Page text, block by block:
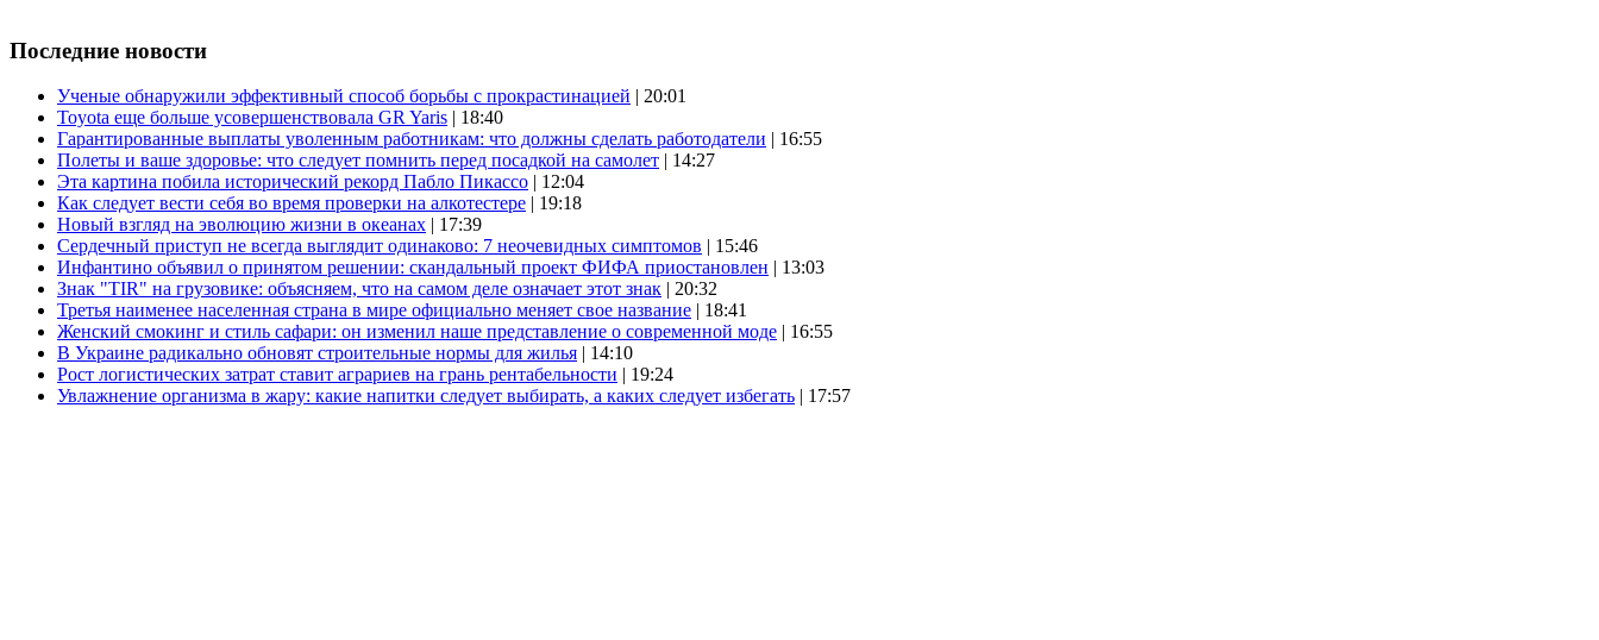
Последние новости
Ученые обнаружили эффективный способ борьбы с прокрастинацией | 20:01
Toyota еще больше усовершенствовала GR Yaris | 18:40
Гарантированные выплаты уволенным работникам: что должны сделать работодатели | 16:55
Полеты и ваше здоровье: что следует помнить перед посадкой на самолет | 14:27
Эта картина побила исторический рекорд Пабло Пикассо | 12:04
Как следует вести себя во время проверки на алкотестере | 19:18
Новый взгляд на эволюцию жизни в океанах | 17:39
Сердечный приступ не всегда выглядит одинаково: 7 неочевидных симптомов | 15:46
Инфантино объявил о принятом решении: скандальный проект ФИФА приостановлен | 13:03
Знак "TIR" на грузовике: объясняем, что на самом деле означает этот знак | 20:32
Третья наименее населенная страна в мире официально меняет свое название | 18:41
Женский смокинг и стиль сафари: он изменил наше представление о современной моде | 16:55
В Украине радикально обновят строительные нормы для жилья | 14:10
Рост логистических затрат ставит аграриев на грань рентабельности | 19:24
Увлажнение организма в жару: какие напитки следует выбирать, а каких следует избегать | 17:57